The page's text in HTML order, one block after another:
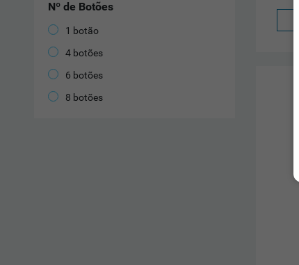
Nº de Botões
1 botão
4 botões
6 botões
8 botões